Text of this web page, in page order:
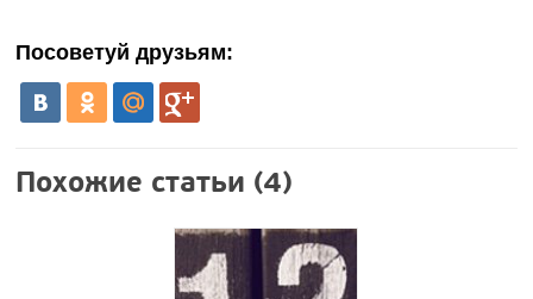
Посоветуй друзьям:
Похожие статьи (4)